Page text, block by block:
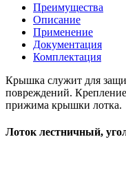
Преимущества
Описание
Применение
Документация
Комплектация
Крышка служит для
повреждений.
прижима крышки лотка.
Лоток лестничный,